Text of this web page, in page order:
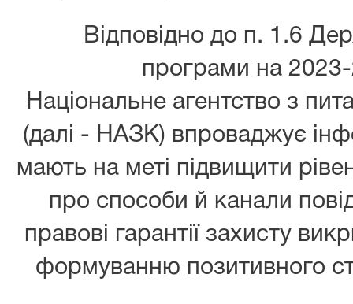
Відповідно до п. 1.6
програми на
Національне агентство з
(далі - НАЗК) впроваджує
мають на меті підвищити
про способи й канали
правові гарантії захисту
формуванню позитивного